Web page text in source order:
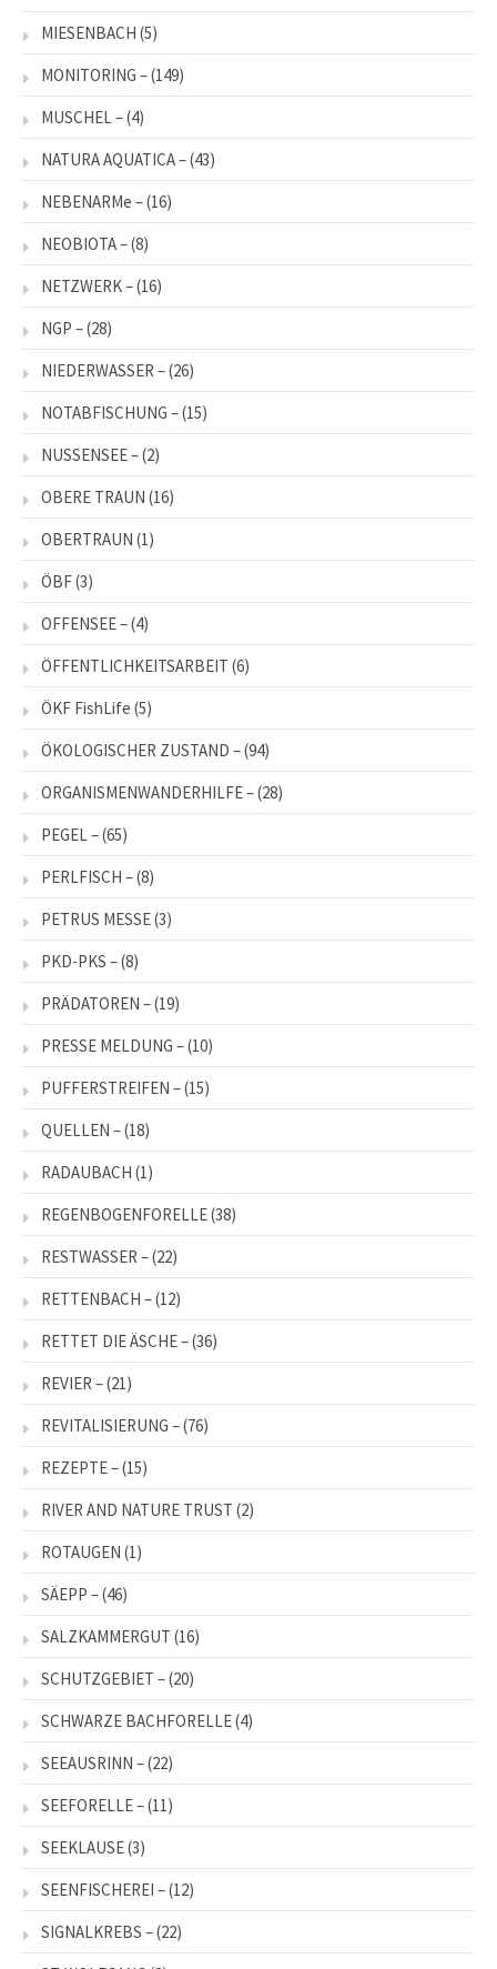
MIESENBACH (5)
MONITORING –(149)
MUSCHEL –(4)
NATURA AQUATICA –(43)
NEBENARMe –(16)
NEOBIOTA –(8)
NETZWERK –(16)
NGP –(28)
NIEDERWASSER –(26)
NOTABFISCHUNG –(15)
NUSSENSEE –(2)
OBERE TRAUN (16)
OBERTRAUN (1)
ÖBF(3)
OFFENSEE –(4)
ÖFFENTLICHKEITSARBEIT (6)
ÖKF FishLife (5)
ÖKOLOGISCHER ZUSTAND –(94)
ORGANISMENWANDERHILFE –(28)
PEGEL –(65)
PERLFISCH –(8)
PETRUS MESSE(3)
PKD-PKS –(8)
PRÄDATOREN –(19)
PRESSE MELDUNG –(10)
PUFFERSTREIFEN –(15)
QUELLEN –(18)
RADAUBACH (1)
REGENBOGENFORELLE(38)
RESTWASSER –(22)
RETTENBACH –(12)
RETTET DIE ÄSCHE –(36)
REVIER –(21)
REVITALISIERUNG –(76)
REZEPTE –(15)
RIVER AND NATURE TRUST (2)
ROTAUGEN (1)
SÄEPP –(46)
SALZKAMMERGUT (16)
SCHUTZGEBIET –(20)
SCHWARZE BACHFORELLE(4)
SEEAUSRINN –(22)
SEEFORELLE –(11)
SEEKLAUSE(3)
SEENFISCHEREI –(12)
SIGNALKREBS –(22)